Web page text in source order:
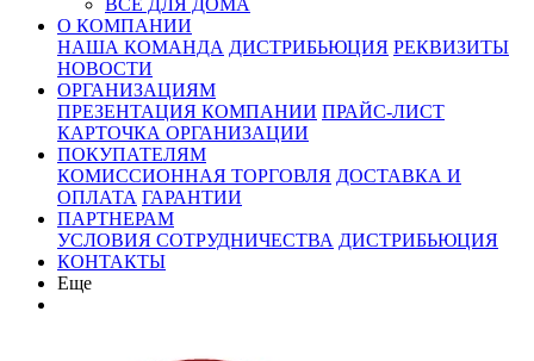
ВСЕ ДЛЯ ДОМА
О КОМПАНИИ
НАША КОМАНДА ДИСТРИБЬЮЦИЯ РЕКВИЗИТЫ
НОВОСТИ
ОРГАНИЗАЦИЯМ
ПРЕЗЕНТАЦИЯ КОМПАНИИ ПРАЙС-ЛИСТ
КАРТОЧКА ОРГАНИЗАЦИИ
ПОКУПАТЕЛЯМ
КОМИССИОННАЯ ТОРГОВЛЯ ДОСТАВКА И
ОПЛАТА ГАРАНТИИ
ПАРТНЕРАМ
УСЛОВИЯ СОТРУДНИЧЕСТВА ДИСТРИБЬЮЦИЯ
КОНТАКТЫ
Еще